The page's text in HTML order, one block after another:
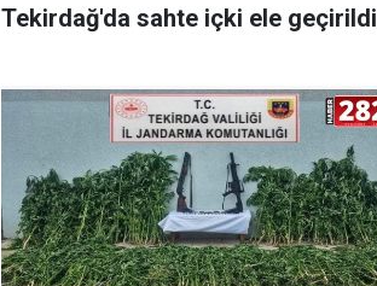
Tekirdağ'da sahte içki ele geçirildi